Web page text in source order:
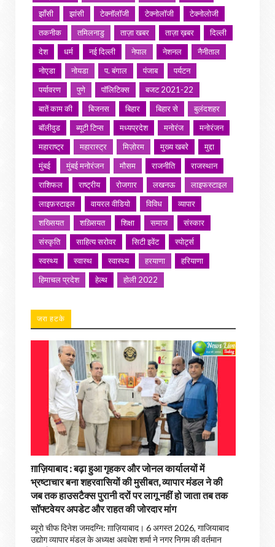
झाँसी
झांसी टेक्नॉलॉजी टेक्नोलॉजी
टेक्नोलोजी
तकनीक
तमिलनाडु ताज़ा खबर ताज़ा ख़बर
दिल्ली
देश
धर्म नई दिल्ली नेपाल नेशनल
नैनीताल
नोएडा
नोयडा प. बंगाल पंजाब
पर्यटन
पर्यावरण
पुणे पॉलिटिक्स
बजट 2021-22
बातें काम की
बिजनस बिहार बिहार से
बुलंदशहर
बॉलीवुड
ब्यूटी टिप्स मध्यप्रदेश मनोरंज
मनोरंजन
महाराष्ट्र
महारास्ट्र मिज़ोरम मुख्य खबरे
मुद्दा
मुंबई
मुंबई मनोरंजन मौसम राजनीति
राजस्थान
राशिफल
राष्ट्रीय रोजगार लखनऊ
लाइफस्टाइल
लाइफ़स्टाइल
वायरल वीडियो विविध
व्यापार
शख्सियत
शख़्सियत शिक्षा समाज
संस्कार
संस्कृति
साहित्य सरोवर सिटी इवेंट
स्पोर्ट्स
स्वस्थ्य
स्वास्थ स्वास्थ्य हरयाणा
हरियाणा
हिमाचल प्रदेश
हेल्थ होली 2022
जरा हटके
ग़ाज़ियाबाद : बढ़ा हुआ गृहकर और जोनल कार्यालयों में
भ्रष्टाचार बना शहरवासियों की मुसीबत, व्यापार मंडल ने की
जब तक हाउसटैक्स पुरानी दरों पर लागू नहीं हो जाता तब तक
सॉफ्टवेयर अपडेट और राहत की जोरदार मांग
ब्यूरो चीफ दिनेश जमदग्नि: ग़ाज़ियाबाद। 6 अगस्त 2026, गाजियाबाद
उद्योग व्यापार मंडल के अध्यक्ष अवधेश शर्मा ने नगर निगम की वर्तमान